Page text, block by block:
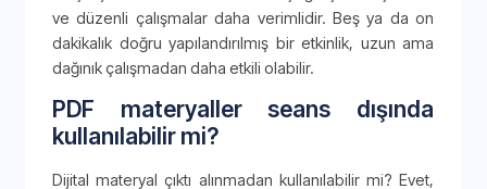
ve düzenli çalışmalar daha verimlidir. Beş ya da on
dakikalık doğru yapılandırılmış bir etkinlik, uzun ama
dağınık çalışmadan daha etkili olabilir.
PDF materyaller seans dışında
kullanılabilir mi?
Dijital materyal çıktı alınmadan kullanılabilir mi? Evet,